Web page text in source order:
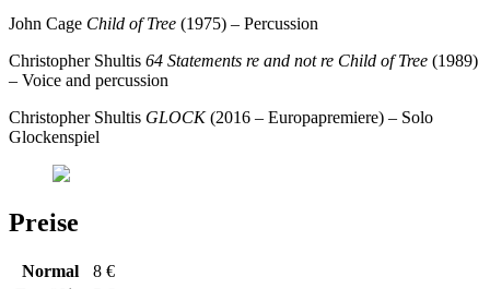
John Cage Child of Tree (1975) – Percussion
Christopher Shultis 64 Statements re and not re Child of Tree (1989)
– Voice and percussion
Christopher Shultis GLOCK(2016 – Europapremiere) – Solo
Glockenspiel
Preise
Normal
8 €